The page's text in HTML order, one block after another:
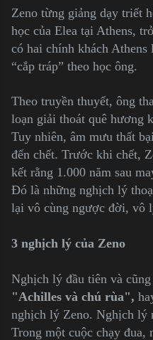
Zeno từng giảng dạy triết
học của Elea tại Athens,
có hai chính khách Athens
“cắp tráp” theo học ông.
Theo truyền thuyết, ông
loạn giải thoát quê hương
Tuy nhiên, âm mưu thất
đến chết. Trước khi chết,
kết rằng 1.000 năm sau
Đó là những nghịch lý
lại vô cùng ngược đời, vô
3 nghịch lý của Zeno
Nghịch lý đầu tiên và
"Achilles và chú rùa",
nghịch lý Zeno. Nghịch lý
Trong một cuộc chạy đua,